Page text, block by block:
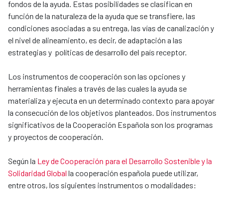
fondos de la ayuda. Estas posibilidades se clasifican en
función de la naturaleza de la ayuda que se transfiere, las
condiciones asociadas a su entrega, las vías de canalización y
el nivel de alineamiento, es decir, de adaptación a las
estrategias y políticas de desarrollo del país receptor.
Los instrumentos de cooperación son las opciones y
herramientas finales a través de las cuales la ayuda se
materializa y ejecuta en un determinado contexto para apoyar
la consecución de los objetivos planteados. Dos instrumentos
significativos de la Cooperación Española son los programas
y proyectos de cooperación.
Según la Ley de Cooperación para el Desarrollo Sostenible y la
Solidaridad Global la cooperación española puede utilizar,
entre otros, los siguientes instrumentos o modalidades: